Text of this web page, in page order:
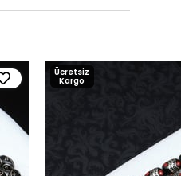
Ücretsiz
Kargo